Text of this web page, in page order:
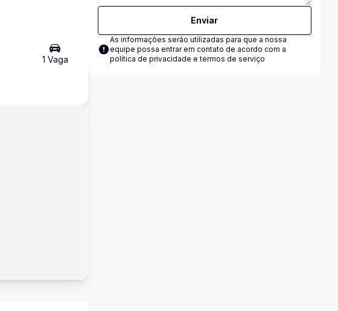
1 Vaga
Enviar
As informações serão utilizadas para que a nossa
equipe possa entrar em contato de acordo com a
política de privacidade e termos de serviço